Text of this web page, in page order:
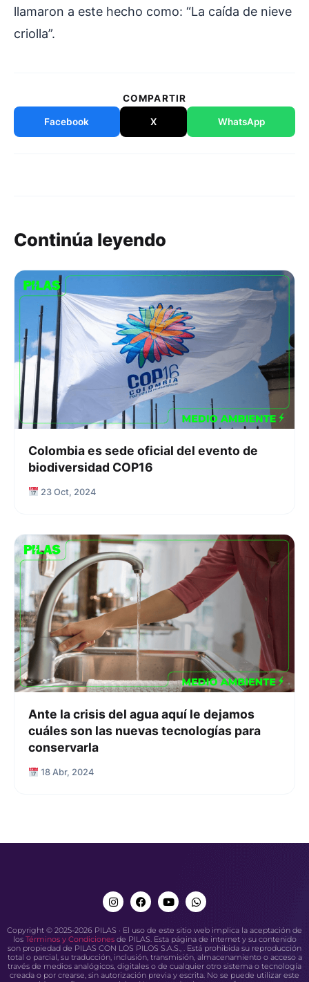
llamaron a este hecho como: “La caída de nieve
criolla”.
COMPARTIR
Facebook X WhatsApp
Continúa leyendo
Colombia es sede oficial del evento de
biodiversidad COP16
23 Oct, 2024
Ante la crisis del agua aquí le dejamos
cuáles son las nuevas tecnologías para
conservarla
18 Abr, 2024
Copyright © 2025-2026 PILAS · El uso de este sitio web implica la aceptación de
los Términos y Condicionesde PILAS. Esta página de internet y su contenido
son propiedad de PILAS CON LOS PILOS S.A.S., . Está prohibida su reproducción
total o parcial, su traducción, inclusión, transmisión, almacenamiento o acceso a
través de medios analógicos, digitales o de cualquier otro sistema o tecnología
creada o por crearse, sin autorización previa y escrita. No se puede utilizar este